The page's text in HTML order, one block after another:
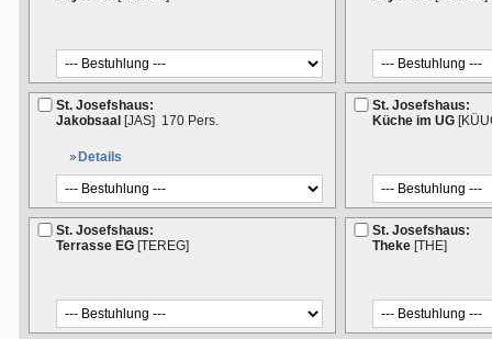
St. Josefshaus:
Jakobsaal [JAS] 170 Pers.
Details
St. Josefshaus:
Küche im UG
St. Josefshaus:
Terrasse EG [TEREG]
St. Josefshaus:
Theke [THE]